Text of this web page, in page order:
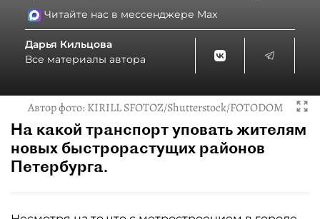
Читайте нас в мессенджере Max
Дарья Кильцова
Все материалы автора
Автор фото:KIRILL SFOTOZ/Shutterstock/FOTODOM
На какой транспорт уповать жителям
новых быстрорастущих районов
Петербурга.